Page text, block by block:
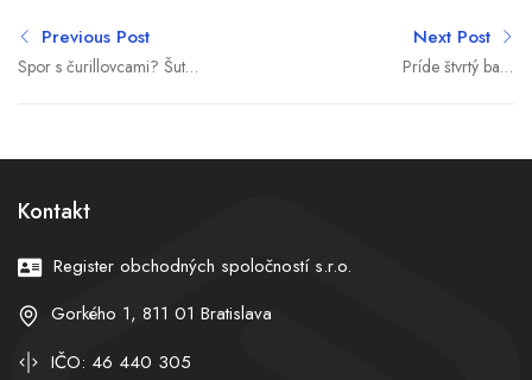
Previous Post
Spor s čurillovcami? Šutaj
Next Post
Príde štvrtý balík
Kontakt
Register obchodných spoločností s.r.o.
Gorkého 1, 811 01 Bratislava
IČO: 46 440 305